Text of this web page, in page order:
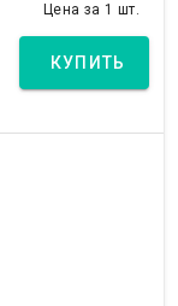
Цена за 1 шт.
КУПИТЬ